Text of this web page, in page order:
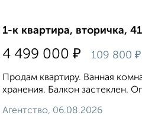
1-к квартира, вторичка,
4 499 000 ₽ 109 800 ₽
Продам квартиру. Ванная
хранения. Балкон застеклен.
Агентство, 06.08.2026